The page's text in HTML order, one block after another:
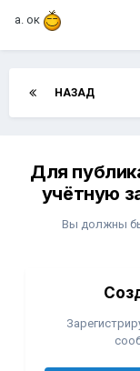
а. ок
НАЗАД
Для
учётную
Вы должны